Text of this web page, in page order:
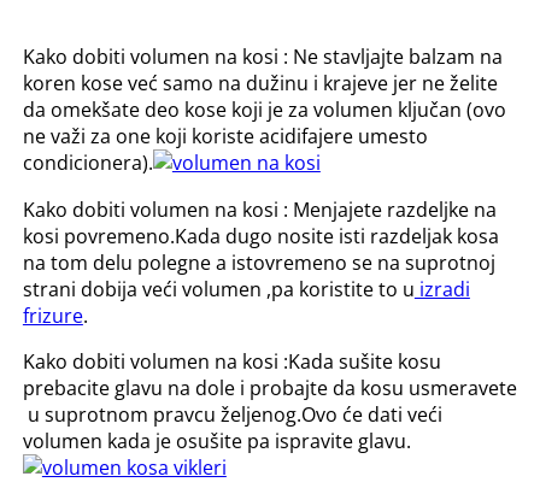
Kako dobiti volumen na kosi : Ne stavljajte balzam na
koren kose već samo na dužinu i krajeve jer ne želite
da omekšate deo kose koji je za volumen ključan (ovo
ne važi za one koji koriste acidifajere umesto
condicionera).
Kako dobiti volumen na kosi : Menjajete razdeljke na
kosi povremeno.Kada dugo nosite isti razdeljak kosa
na tom delu polegne a istovremeno se na suprotnoj
strani dobija veći volumen ,pa koristite to u izradi
frizure.
Kako dobiti volumen na kosi :Kada sušite kosu
prebacite glavu na dole i probajte da kosu usmeravete
u suprotnom pravcu željenog.Ovo će dati veći
volumen kada je osušite pa ispravite glavu.